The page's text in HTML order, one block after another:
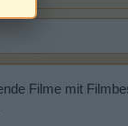
Filme mit